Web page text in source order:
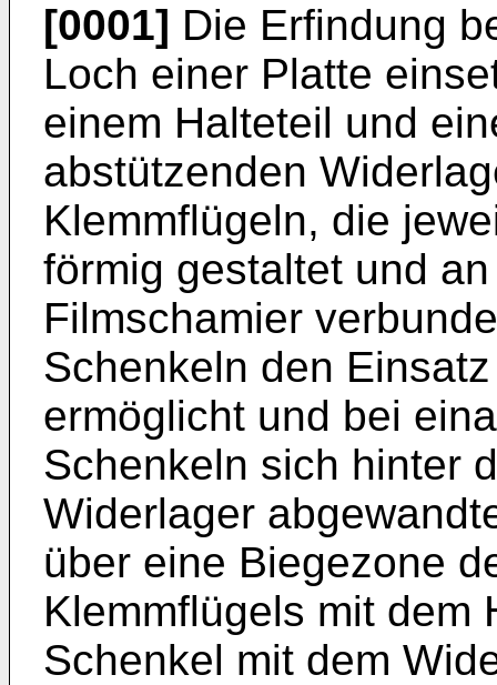
[0001] Die Erfindung
Loch einer Platte
einem Halteteil und
abstützenden
Klemmflügeln, die
förmig gestaltet und
Filmschamier
Schenkeln den
ermöglicht und bei
Schenkeln sich hinter
Widerlager
über eine Biegezone
Klemmflügels mit dem
Schenkel mit dem